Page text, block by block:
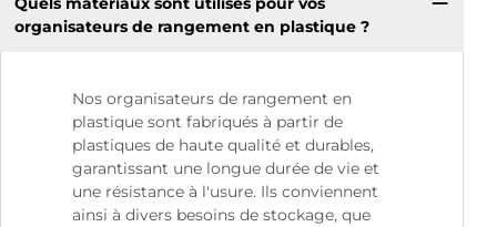
organisateurs de rangement en plastique ?
Nos organisateurs de rangement en
plastique sont fabriqués à partir de
plastiques de haute qualité et durables,
garantissant une longue durée de vie et
une résistance à l'usure. Ils conviennent
ainsi à divers besoins de stockage, que